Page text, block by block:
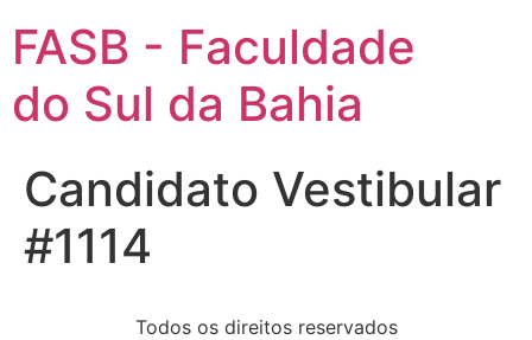
FASB - Faculdade
do Sul da Bahia
Candidato Vestibular
#1114
Todos os direitos reservados